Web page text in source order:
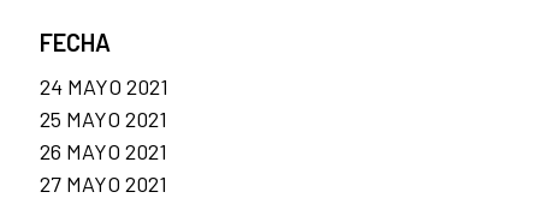
FECHA
24 MAYO 2021
25 MAYO 2021
26 MAYO 2021
27 MAYO 2021